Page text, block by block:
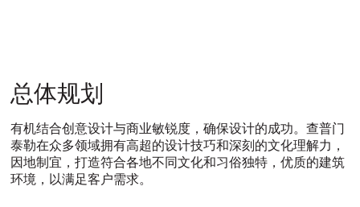
总
体
规
总体规划
有机结合创意设计与商业敏锐度，确保设计的成功。查普门
泰勒在众多领域拥有高超的设计技巧和深刻的文化理解力，
因地制宜，打造符合各地不同文化和习俗独特，优质的建筑
环境，以满足客户需求。